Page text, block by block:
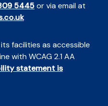
5445or via email at
facilities as accessible
with WCAG 2.1 AA
statement is